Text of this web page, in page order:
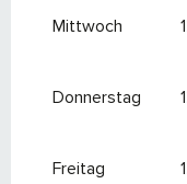
Mittwoch
Donnerstag
Freitag